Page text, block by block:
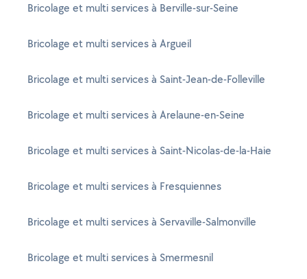
Bricolage et multi services à Berville-sur-Seine
Bricolage et multi services à Argueil
Bricolage et multi services à Saint-Jean-de-Folleville
Bricolage et multi services à Arelaune-en-Seine
Bricolage et multi services à Saint-Nicolas-de-la-Haie
Bricolage et multi services à Fresquiennes
Bricolage et multi services à Servaville-Salmonville
Bricolage et multi services à Smermesnil